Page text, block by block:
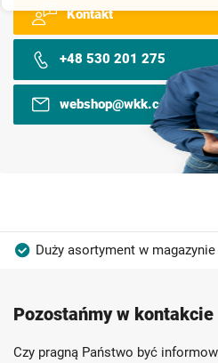
Kontakt
+48 530 201 275
webshop@wkk.com.pl
Duży asortyment w magazynie
Szybka dostawa
Ponad 40 lat doświadczenia
Pozostańmy w kontakcie
Czy pragną Państwo być